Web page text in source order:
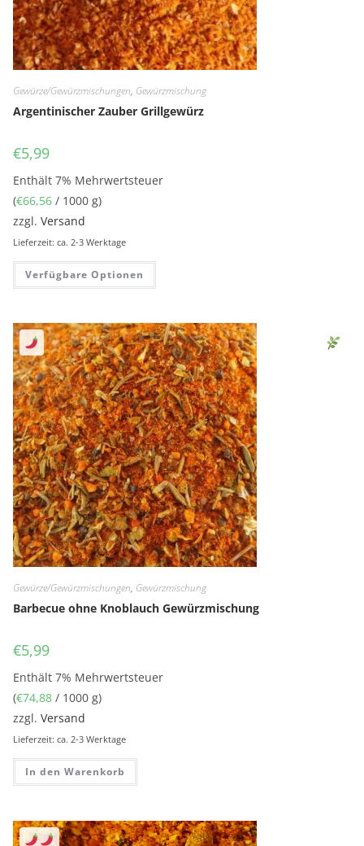
Gewürze/Gewürzmischungen, Gewürzmischung
Argentinischer Zauber Grillgewürz
€5,99
Enthält 7% Mehrwertsteuer
(€66,56 / 1000 g)
zzgl.Versand
Lieferzeit: ca. 2-3 Werktage
Verfügbare Optionen
Senf
Gewürze/Gewürzmischungen, Gewürzmischung
Barbecue ohne Knoblauch Gewürzmischung
€5,99
Enthält 7% Mehrwertsteuer
(€74,88 / 1000 g)
zzgl.Versand
Lieferzeit: ca. 2-3 Werktage
In den Warenkorb